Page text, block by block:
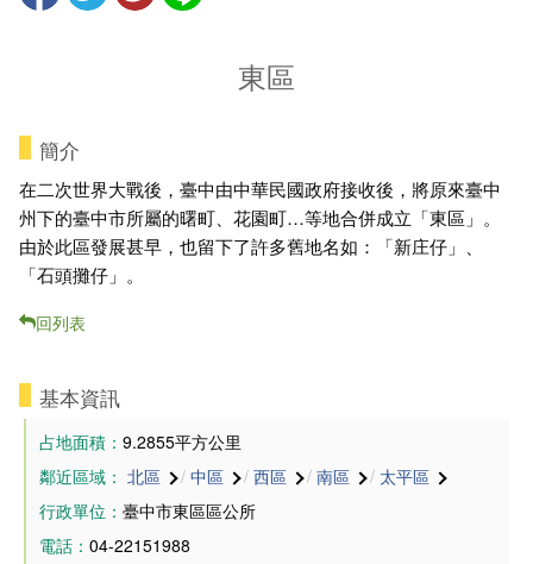
東區
簡介
在二次世界大戰後，臺中由中華民國政府接收後，將原來臺中
州下的臺中市所屬的曙町、花園町…等地合併成立「東區」。
由於此區發展甚早，也留下了許多舊地名如：「新庄仔」、
「石頭攤仔」。
回列表
基本資訊
占地面積：9.2855平方公里
鄰近區域： 北區 / 中區 / 西區 / 南區 / 太平區
行政單位：臺中市東區區公所
電話：04-22151988